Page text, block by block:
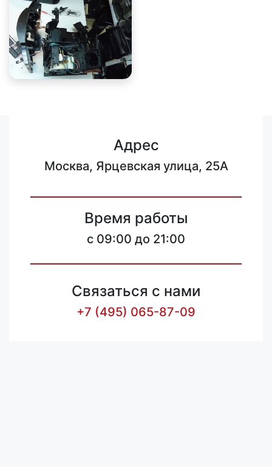
Адрес
Москва, Ярцевская улица, 25А
Время работы
c 09:00 до 21:00
Связаться с нами
+7 (495) 065-87-09